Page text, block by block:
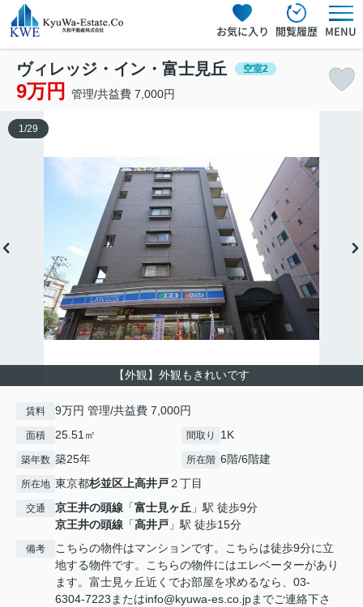
お気に入り 閲覧履歴 MENU
ヴィレッジ・イン・富士見丘 空室2
9万円 管理/共益費 7,000円
【外観】外観もきれいです
1 /29
賃料 9万円 管理/共益費 7,000円
面積 25.51㎡ 間取り 1K
築年数 築25年 所在階 6階/6階建
所在地 東京都杉並区 上高井戸２丁目
交通 京王井の頭線 「富士見ヶ丘 」駅 徒歩9分
京王井の頭線 「高井戸 」駅 徒歩15分
備考
こちらの物件はマンションです。こちらは徒歩9分に立
地する物件です。こちらの物件にはエレベーターがあり
ます。富士見ヶ丘近くでお部屋を求めるなら、03-
6304-7223またはinfo@kyuwa-es.co.jpまでご連絡下さ